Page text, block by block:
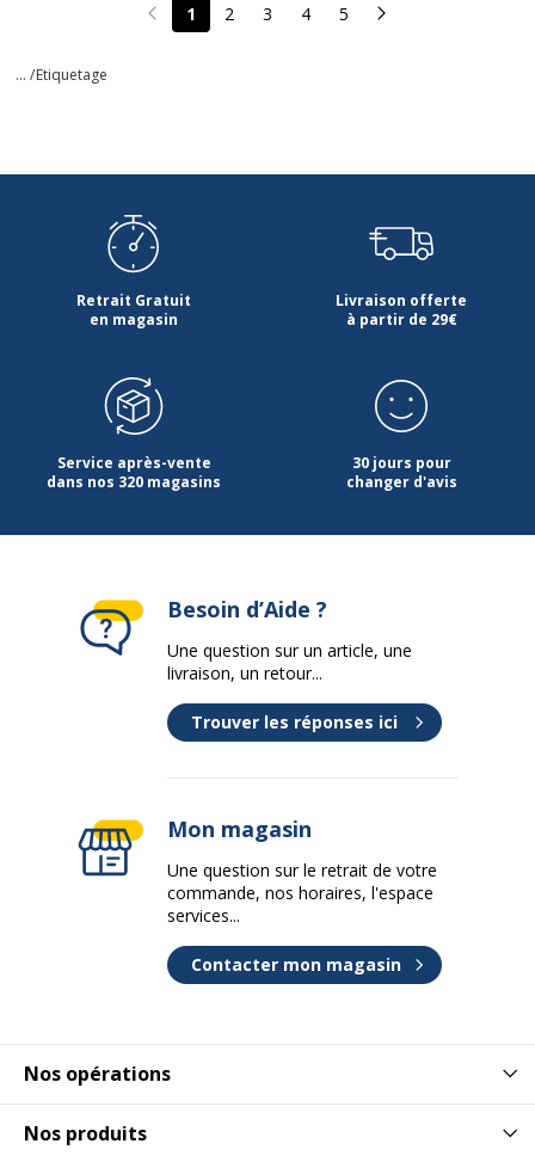
Page précédente
1 2 3 4 5 Page suivante
... /Etiquetage
Retrait Gratuit
en magasin
Livraison offerte
à partir de 29€
Service après-vente
dans nos 320 magasins
30 jours pour
changer d'avis
Nos opérations
Nos produits
Besoin d’Aide ?
Une question sur un article, une
livraison, un retour...
Trouver les réponses ici
Mon magasin
Une question sur le retrait de votre
commande, nos horaires, l'espace
services...
Contacter mon magasin